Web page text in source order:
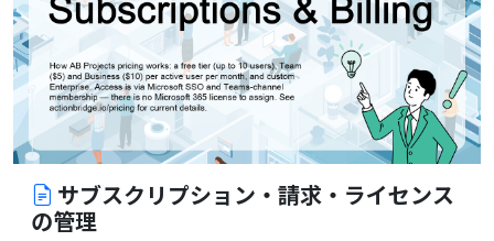
サブスクリプション・請求・ライセンス
の管理